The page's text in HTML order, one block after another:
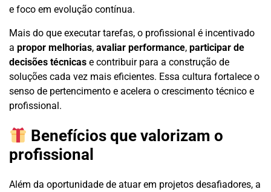
e foco em evolução contínua.
Mais do que executar tarefas, o profissional é incentivado
a propor melhorias, avaliar performance, participar de
decisões técnicas e contribuir para a construção de
soluções cada vez mais eficientes. Essa cultura fortalece o
senso de pertencimento e acelera o crescimento técnico e
profissional.
Benefícios que valorizam o
profissional
Além da oportunidade de atuar em projetos desafiadores, a